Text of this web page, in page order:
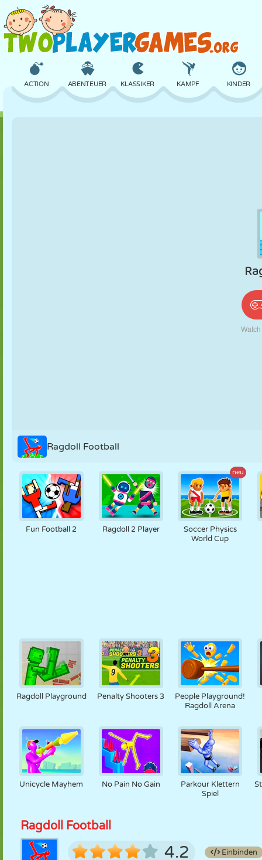
ACTION ABENTEUER KLASSIKER KAMPF KINDER
ROBOTER
Ragdoll Football
Fun Football 2 Ragdoll 2 Player
neu
Soccer Physics
World Cup
Ragdoll Playground Penalty Shooters 3
People Playground!
Ragdoll Arena
Unicycle Mayhem No Pain No Gain
Parkour Klettern
Spiel
Ragdoll Football
4.2 Einbinden